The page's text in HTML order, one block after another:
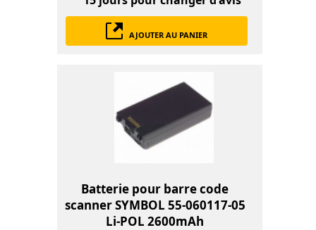
AJOUTER AU PANIER
Batterie pour barre code
scanner SYMBOL 55-060117-05
Li-POL 2600mAh